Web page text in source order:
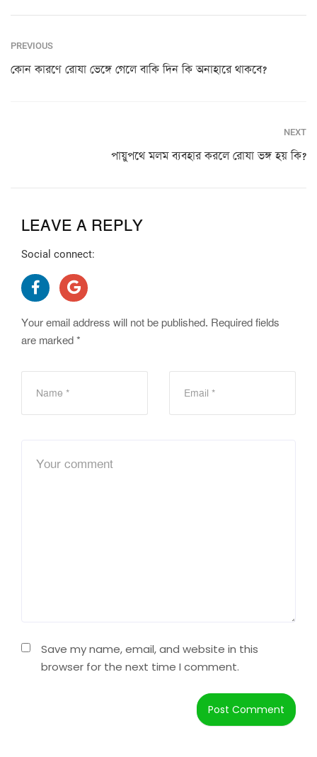
PREVIOUS
কোন কারণে রোযা ভেঙ্গে গেলে বাকি দিন কি অনাহারে থাকবে?
NEXT
পায়ুপথে মলম ব্যবহার করলে রোযা ভঙ্গ হয় কি?
LEAVE A REPLY
Social connect:
Your email address will not be published. Required fields
are marked *
Save my name, email, and website in this
browser for the next time I comment.